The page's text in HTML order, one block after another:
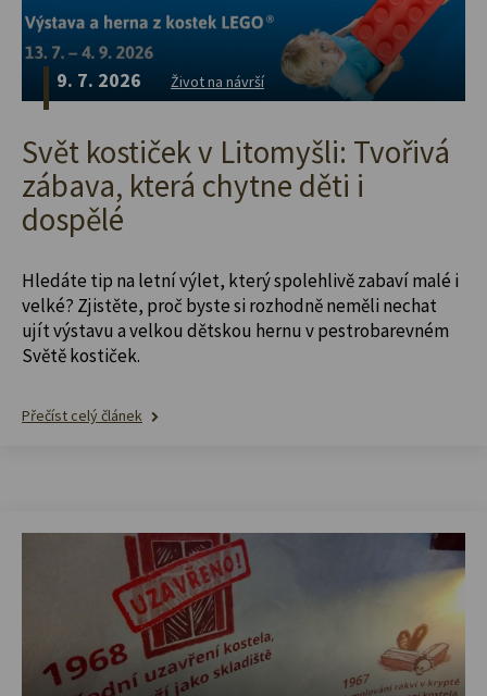
9. 7. 2026 Život na návrší
Svět kostiček v Litomyšli: Tvořivá
zábava, která chytne děti i
dospělé
Hledáte tip na letní výlet, který spolehlivě zabaví malé i
velké? Zjistěte, proč byste si rozhodně neměli nechat
ujít výstavu a velkou dětskou hernu v pestrobarevném
Světě kostiček.
Přečíst celý článek